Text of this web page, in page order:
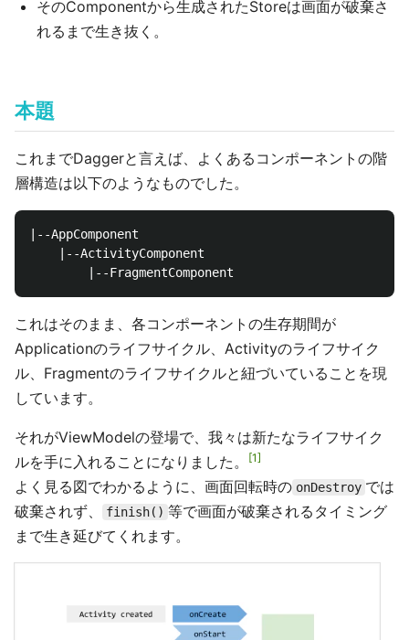
そのComponentから生成されたStoreは画面が破棄さ
れるまで生き抜く。
本題
これまでDaggerと言えば、よくあるコンポーネントの階
層構造は以下のようなものでした。
|--AppComponent
    |--ActivityComponent
これはそのまま、各コンポーネントの生存期間が
Applicationのライフサイクル、Activityのライフサイク
ル、Fragmentのライフサイクルと紐づいていることを現
しています。
それがViewModelの登場で、我々は新たなライフサイク
ルを手に入れることになりました。
1
よく見る図でわかるように、画面回転時の onDestroy では
破棄されず、
finish() 等で画面が破棄されるタイミング
まで生き延びてくれます。